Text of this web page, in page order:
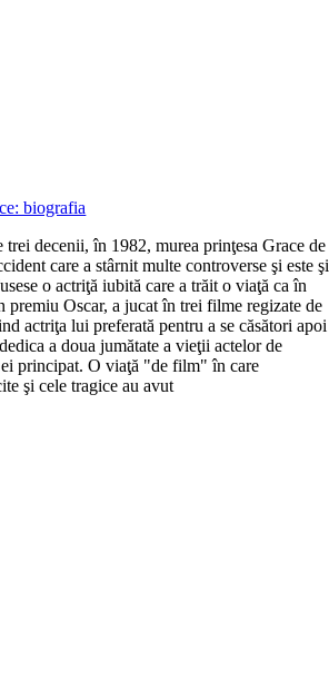
biografia
trei decenii, în 1982, murea prinţesa Grace de
care a stârnit multe controverse şi este şi
o actriţă iubită care a trăit o viaţă ca în
premiu Oscar, a jucat în trei filme regizate de
actriţa lui preferată pentru a se căsători apoi
a doua jumătate a vieţii actelor de
principat. O viaţă "de film" în care
şi cele tragice au avut